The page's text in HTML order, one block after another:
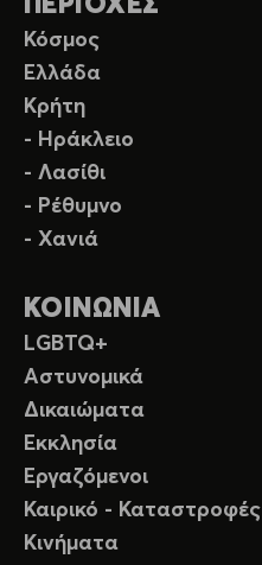
ΠΕΡΙΟΧΕΣ
Κόσμος
Ελλάδα
Κρήτη
- Ηράκλειο
- Λασίθι
- Ρέθυμνο
- Χανιά
ΚΟΙΝΩΝΙΑ
LGBTQ+
Αστυνομικά
Δικαιώματα
Εκκλησία
Εργαζόμενοι
Καιρικό - Καταστροφές
Κινήματα